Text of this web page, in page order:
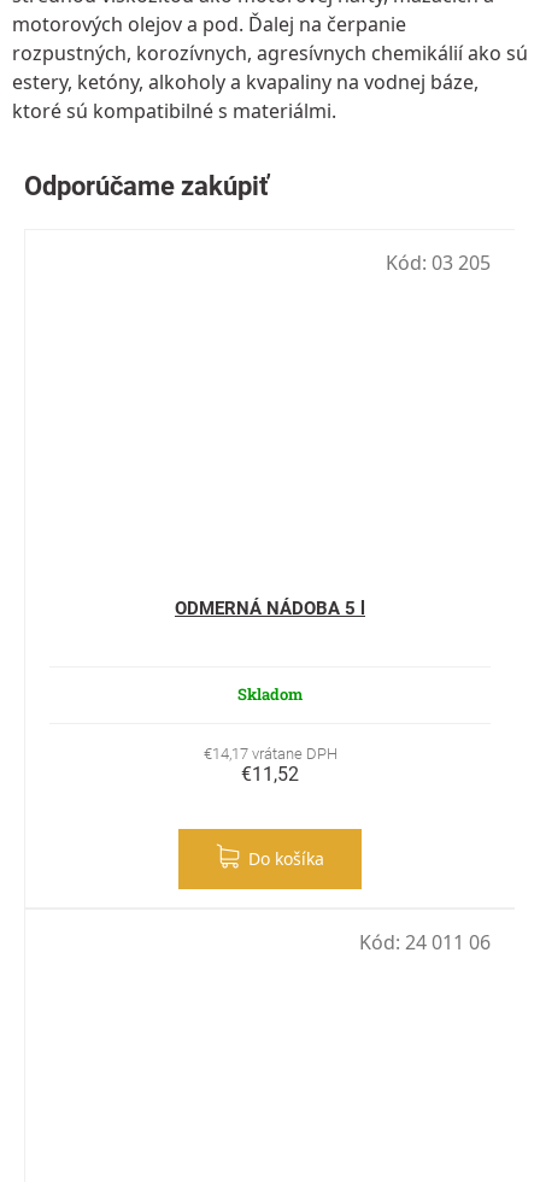
motorových olejov a pod. Ďalej na čerpanie
rozpustných, korozívnych, agresívnych chemikálií ako sú
estery, ketóny, alkoholy a kvapaliny na vodnej báze,
ktoré sú kompatibilné s materiálmi.
ODMERNÁ NÁDOBA 5 l
Skladom
€14,17 vrátane DPH
€11,52
Do košíka
Kód: 03 205
Kód: 24 011 06